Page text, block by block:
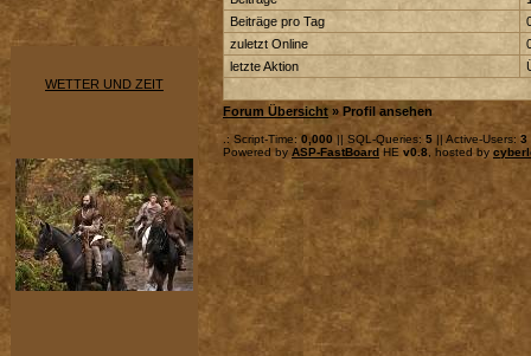
WETTER UND ZEIT
Beiträge pro Tag
zuletzt Online
letzte Aktion
Forum Übersicht » Profil ansehen
.: Script-Time:0,000 || SQL-Queries: 5 || Active-Users: 3
Powered by ASP-FastBoard HE v0.8 , hosted by